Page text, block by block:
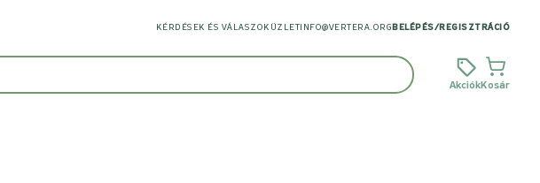
KÉRDÉSEK ÉS VÁLASZOK ÜZLET INFO@VERTERA.ORG BELÉPÉS/ REGISZTRÁCIÓ
AkciókKosár